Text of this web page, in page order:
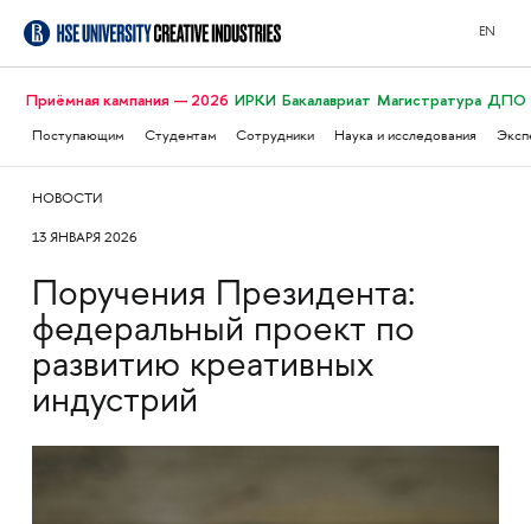
EN
Приёмная кампания — 2026 ИРКИ Бакалавриат Магистратура ДПО
Поступающим Студентам Сотрудники Наука и исследования
НОВОСТИ
13 ЯНВАРЯ 2026
Поручения Президента:
федеральный проект по
развитию креативных
индустрий